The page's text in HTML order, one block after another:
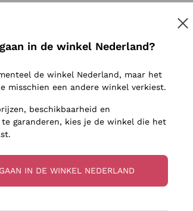
dei Frati
Chardonnay
Sauvignon
onzePrivacybeleid
in de winkel Nederland?
de winkel Nederland, maar het
misschien een andere winkel verkiest.
beschikbaarheid en
te garanderen, kies je de winkel die het
IN DE WINKEL NEDERLAND